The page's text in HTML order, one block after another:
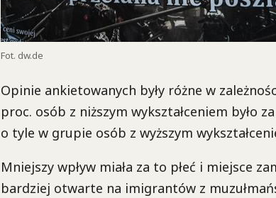
Fot. dw.de
Opinie ankietowanych były różne w
proc. osób z niższym wykształceniem było
o tyle w grupie osób z wyższym
Mniejszy wpływ miała za to płeć i miejsce
bardziej otwarte na imigrantów z